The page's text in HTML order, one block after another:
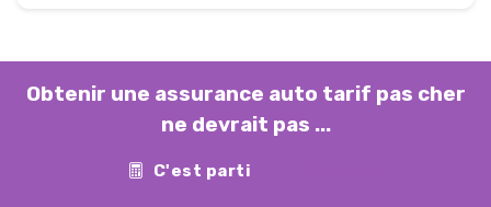
Obtenir une assurance auto tarif pas cher
ne devrait pas ...
C'est parti